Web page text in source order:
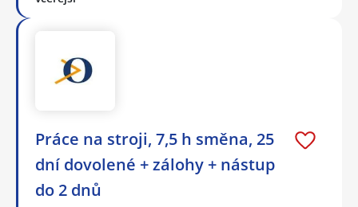
Práce na stroji, 7,5 h směna, 25
dní dovolené + zálohy + nástup
do 2 dnů